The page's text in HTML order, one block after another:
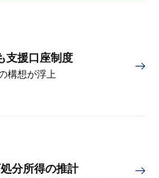
支援口座制度
構想が浮上
分所得の推計